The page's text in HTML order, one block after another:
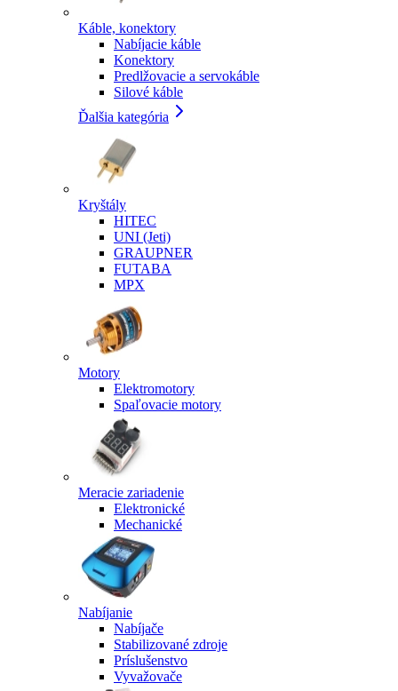
Káble, konektory
Nabíjacie káble
Konektory
Predlžovacie a servokáble
Silové káble
Ďalšia kategória
Kryštály
HITEC
UNI (Jeti)
GRAUPNER
FUTABA
MPX
Motory
Elektromotory
Spaľovacie motory
Meracie zariadenie
Elektronické
Mechanické
Nabíjanie
Nabíjače
Stabilizované zdroje
Príslušenstvo
Vyvažovače